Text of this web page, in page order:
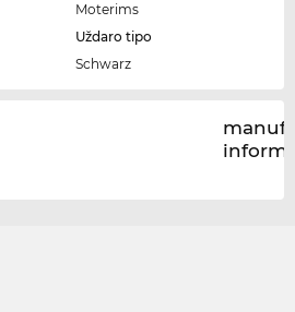
Moterims
Uždaro tipo
Schwarz